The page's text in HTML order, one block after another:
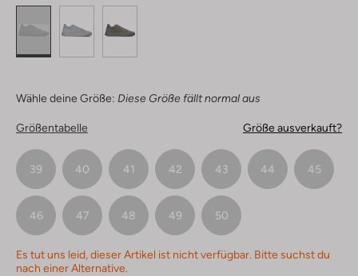
Wähle deine Größe: Diese Größe fällt normal aus
Größentabelle Größe ausverkauft?
39 40 41 42 43 44 45
46 47 48 49 50
Es tut uns leid, dieser Artikel ist nicht verfügbar. Bitte suchst du
nach einer Alternative.